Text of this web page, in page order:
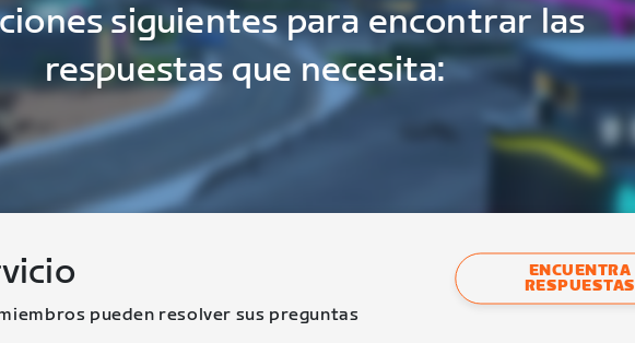
siguientes para encontrar las
respuestas que necesita:
pueden resolver sus preguntas
ENCUENTRA
RESPUESTAS